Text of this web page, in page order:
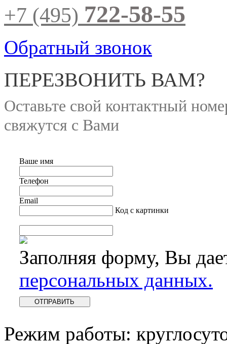
+7 (495) 722-58-55
Обратный звонок
ПЕРЕЗВОНИТЬ ВАМ?
Оставьте свой контактный
свяжутся с Вами
Ваше имя
Телефон
Email
Код с картинки
Заполняя форму, Вы
персональных данных.
Режим работы: